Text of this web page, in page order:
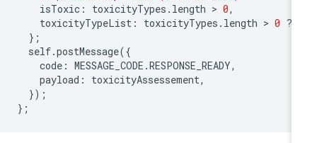
isToxic: toxicityTypes.length >
toxicityTypeList: toxicityTypes.length >
self.postMessage
code: MESSAGE_CODE.RESPONSE_READY
payload: toxicityAssessement